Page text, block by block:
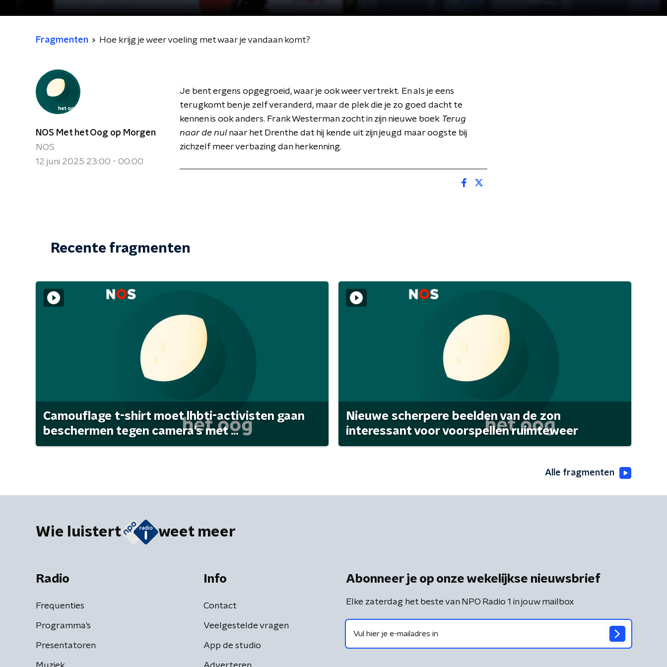
Fragmenten Hoe krijg je weer voeling met waar je vandaan komt?
NOS Met het Oog op Morgen
NOS
12 juni 2025 23:00 - 00:00
Je bent ergens opgegroeid, waar je ook weer vertrekt. En als je eens
terugkomt ben je zelf veranderd, maar de plek die je zo goed dacht te
kennen is ook anders. Frank Westerman zocht in zijn nieuwe boek Terug
naar de nulnaar het Drenthe dat hij kende uit zijn jeugd maar oogste bij
zichzelf meer verbazing dan herkenning.
Recente fragmenten
Camouflage t-shirt moet lhbti-activisten gaan
beschermen tegen camera's met ...
Nieuwe scherpere beelden van de zon
interessant voor voorspellen ruimteweer
Alle fragmenten
Wie luistert weet meer
Radio
Frequenties
Programma's
Presentatoren
Info
Contact
Veelgestelde vragen
App de studio
Abonneer je op onze wekelijkse nieuwsbrief
Elke zaterdag het beste van NPO Radio 1 in jouw mailbox